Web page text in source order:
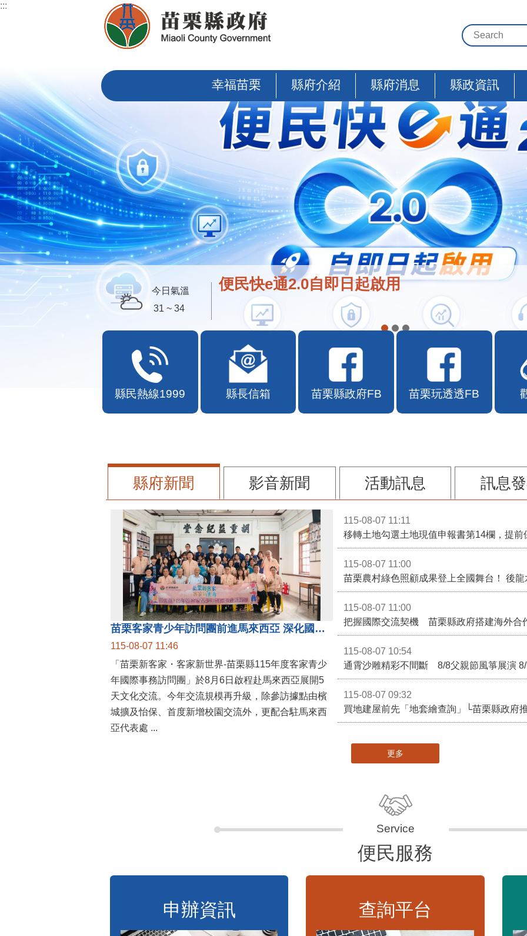
跳到主要內容區塊
:::
幸福苗栗 縣府介紹 縣府消息 縣政資訊
便民快e通2.0自即日起啟用
今日氣溫
31 ~ 34
縣民熱線1999 縣長信箱 苗栗縣政府FB 苗栗玩透透FB
縣府新聞 影音新聞 活動訊息 訊息
苗栗客家青少年訪問團前進馬來西亞 深化國際客家文化交流
115-08-07 11:46
「苗栗新客家・客家新世界-苗栗縣115年度客家青少
年國際事務訪問團」於8月6日啟程赴馬來西亞展開5
天文化交流。今年交流規模再升級，除參訪據點由檳
城擴及怡保、首度新增校園交流外，更配合駐馬來西
亞代表處 ...
115-08-07 11:11
移轉土地勾選土地現值申報書第14欄，提前
115-08-07 11:00
115-08-07 11:00
115-08-07 10:54
通霄沙雕精彩不間斷 8/8父親節風箏展演
115-08-07 09:32
買地建屋前先「地套繪查詢」└苗栗縣政府
更多
便民服務
申辦資訊 查詢平台